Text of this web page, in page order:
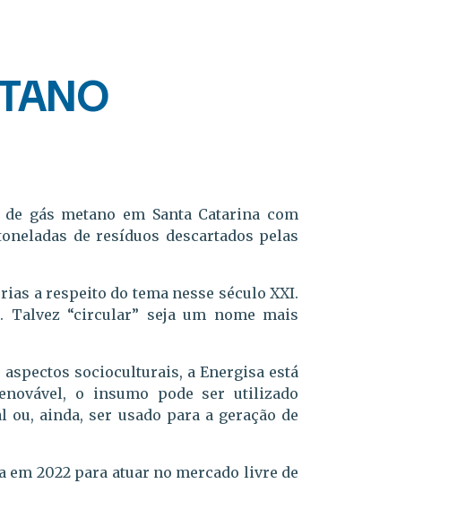
gás metano em Santa Catarina com
de resíduos descartados pelas
a respeito do tema nesse século XXI.
Talvez “circular” seja um nome mais
socioculturais, a Energisa está
o insumo pode ser utilizado
ainda, ser usado para a geração de
2022 para atuar no mercado livre de